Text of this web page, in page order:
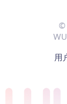
©
用